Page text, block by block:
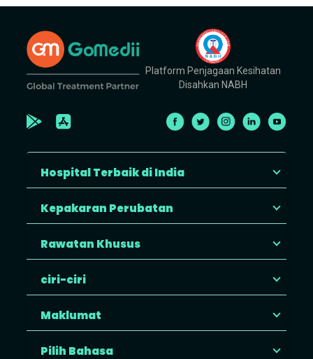
Platform Penjagaan Kesihatan
Disahkan NABH
Hospital Terbaik di India
Kepakaran Perubatan
Rawatan Khusus
ciri-ciri
Maklumat
Pilih Bahasa